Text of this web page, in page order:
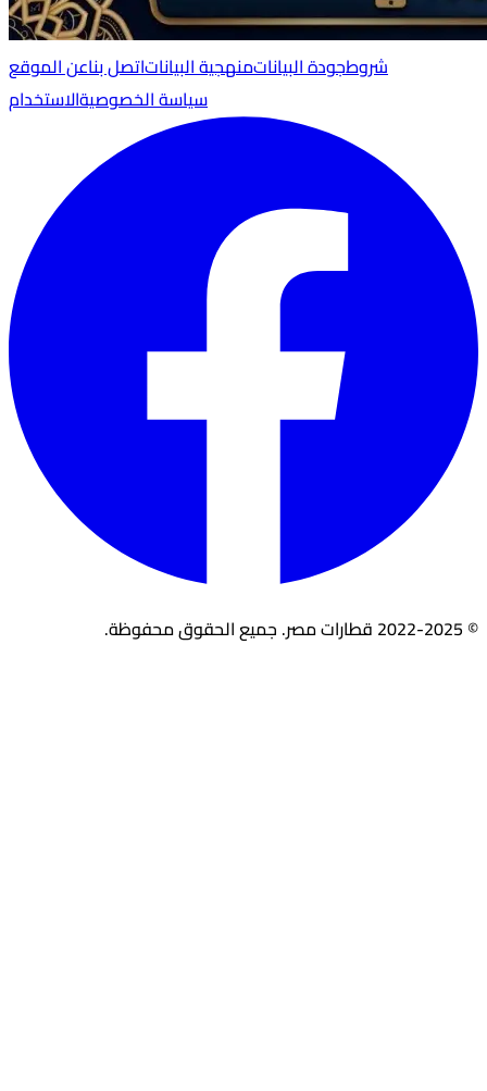
عن الموقعاتصل بنامنهجية البياناتجودة البياناتشروط
الاستخدامسياسة الخصوصية
© 2022-2025 قطارات مصر. جميع الحقوق محفوظة.